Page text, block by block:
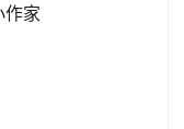
家